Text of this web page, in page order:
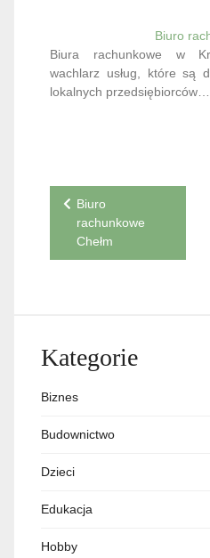
Biuro
Biura rachunkowe w
wachlarz usług, które są
lokalnych przedsiębiorców…
Nawigacja
wpisu
Biuro
rachunkowe
Chełm
Kategorie
Biznes
Budownictwo
Dzieci
Edukacja
Hobby